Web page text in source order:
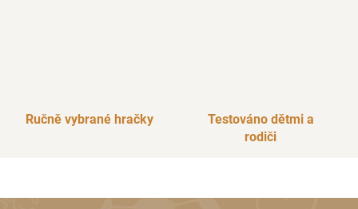
Ručně vybrané hračky
Testováno dětmi a
rodiči